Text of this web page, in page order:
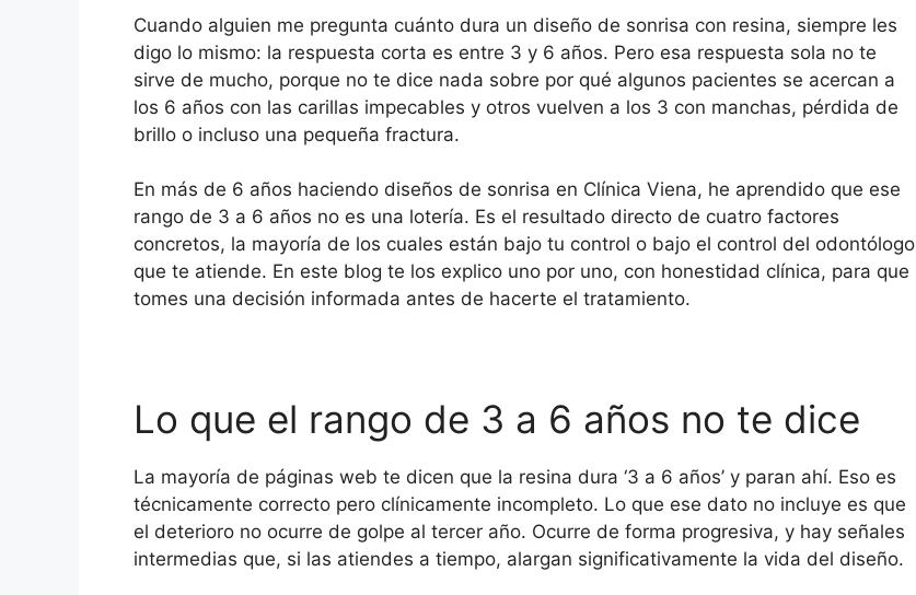
Cuando alguien me pregunta cuánto dura un diseño de sonrisa con resina, siempre les
digo lo mismo: la respuesta corta es entre 3 y 6 años. Pero esa respuesta sola no te
sirve de mucho, porque no te dice nada sobre por qué algunos pacientes se acercan a
los 6 años con las carillas impecables y otros vuelven a los 3 con manchas, pérdida de
brillo o incluso una pequeña fractura.
En más de 6 años haciendo diseños de sonrisa en Clínica Viena, he aprendido que ese
rango de 3 a 6 años no es una lotería. Es el resultado directo de cuatro factores
concretos, la mayoría de los cuales están bajo tu control o bajo el control del odontólogo
que te atiende. En este blog te los explico uno por uno, con honestidad clínica, para que
tomes una decisión informada antes de hacerte el tratamiento.
Lo que el rango de 3 a 6 años no te dice
La mayoría de páginas web te dicen que la resina dura ‘3 a 6 años’ y paran ahí. Eso es
técnicamente correcto pero clínicamente incompleto. Lo que ese dato no incluye es que
el deterioro no ocurre de golpe al tercer año. Ocurre de forma progresiva, y hay señales
intermedias que, si las atiendes a tiempo, alargan significativamente la vida del diseño.